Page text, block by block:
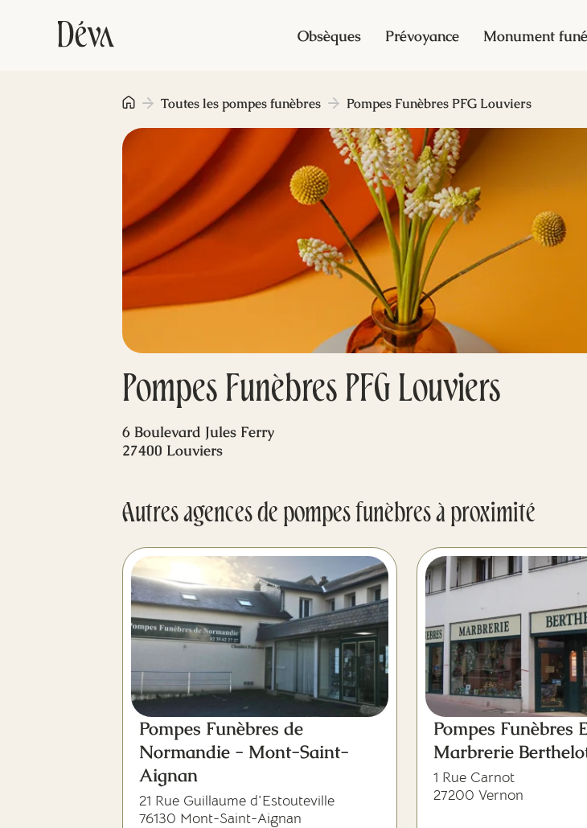
Obsèques Prévoyance Monument
Pompes Funèbres PFG Louviers
Toutes les pompes funèbres Pompes Funèbres PFG Louviers
6 Boulevard Jules Ferry
27400 Louviers
Autres agences de pompes funèbres à proximité
Pompes Funèbres de
Normandie - Mont-Saint-
Aignan
21 Rue Guillaume d'Estouteville
76130 Mont-Saint-Aignan
Pompes Funèbres
Marbrerie
1 Rue Carnot
27200 Vernon